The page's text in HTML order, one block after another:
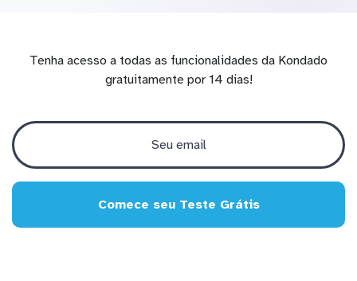
Tenha acesso a todas as funcionalidades da Kondado
gratuitamente por 14 dias!
Comece seu Teste Grátis